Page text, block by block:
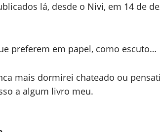
lá, desde o Nivi, em 14 de
preferem em papel, como escuto…
mais dormirei chateado ou
a algum livro meu.